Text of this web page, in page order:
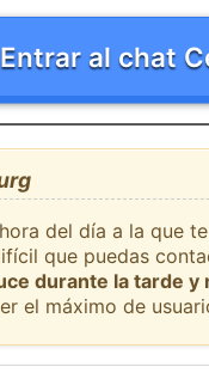
Entrar al chat
del día a la que
que puedas
durante la tarde y
el máximo de